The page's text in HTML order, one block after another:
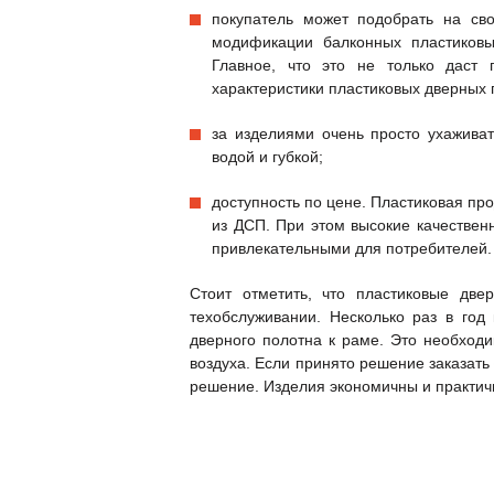
покупатель может подобрать на
модификации балконных
Главное, что это не только даст
характеристики пластиковых дверных
за изделиями очень просто
водой и губкой;
доступность по цене. Пластиковая
из ДСП. При этом высокие
привлекательными для потребителей.
Стоит отметить, что пластиковые
техобслуживании. Несколько раз в год
дверного полотна к раме. Это
воздуха. Если принято решение
решение. Изделия экономичны и